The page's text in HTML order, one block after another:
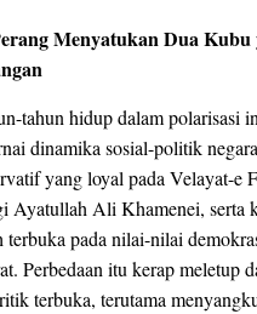
Menyatukan Dua Kubu
tahun hidup dalam polarisasi
dinamika sosial-politik
yang loyal pada Velayat-e
Ayatullah Ali Khamenei, serta
pada nilai-nilai
Perbedaan itu kerap meletup
terbuka, terutama